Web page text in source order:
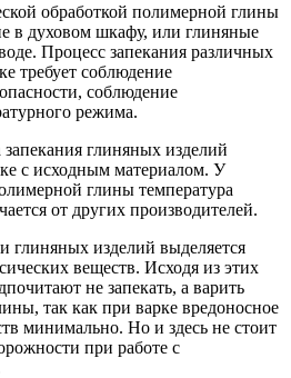
обработкой полимерной глины
в духовом шкафу, или глиняные
Процесс запекания различных
требует соблюдение
соблюдение
режима.
глиняных изделий
с исходным материалом. У
глины температура
от других производителей.
глиняных изделий выделяется
веществ. Исходя из этих
не запекать, а варить
так как при варке вредоносное
минимально. Но и здесь не стоит
при работе с